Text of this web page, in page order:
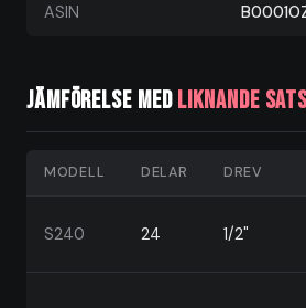
ASIN
Jämförelse medliknande
MODELL DELAR DREV
S240 24 1/2"